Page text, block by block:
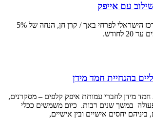
עם אייפק
קורס פרחי באך במרכז הישראלי לפרחי באך / קרן חן, הנחה של 5%
לחודש.
בהנחיית חמד מידן
חמד מידן לחברי עמותת איפק קלפים – מסקרנים,
במשך שנים רבות. כיום משמשים ככלי
ביניהם יחסים אישיים ובין אישיים,